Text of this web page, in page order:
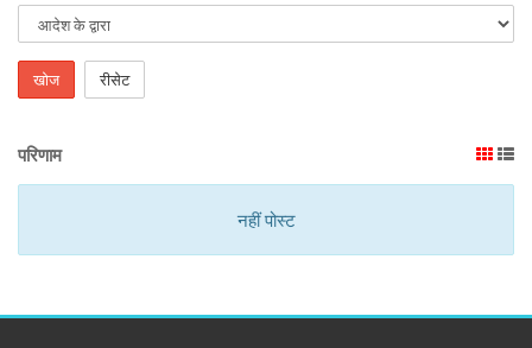
खोज रीसेट
परिणाम
नहीं पोस्ट